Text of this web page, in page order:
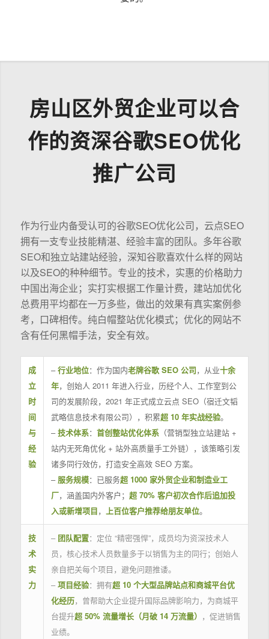
房山区外贸企业可以合
作的资深谷歌SEO优化
推广公司
作为行业内备受认可的谷歌SEO优化公司，云点SEO
拥有一支专业技能精湛、经验丰富的团队。多年谷歌
SEO和独立站建站经验，深知谷歌喜欢什么样的网站
以及SEO的种种细节。专业的技术，实惠的价格助力
中国出海企业；实打实根据工作量计费，建站加优化
总费用平均都在一万多些，做出的效果有真实案例参
考，口碑相传。纯白帽整站优化模式；优化的网站不
含有任何黑帽手法，安全有效。
成
立
时
间
与
经
验
–行业地位：作为国内老牌谷歌 SEO 公司，从业十余
年，创始人 2011 年进入行业，历经个人、工作室到公
司的发展阶段，2021 年正式成立云点 SEO（宿迁文韬
武略信息技术有限公司），积累超 10 年实战经验。
–技术体系： 首创整站优化体系（营销型独立站建站 +
站内无死角优化 + 站外高质量手工外链），该策略引发
诸多同行效仿，打造安全高效 SEO 方案。
– 服务规模：已服务超 1000 家外贸企业和制造业工
厂，涵盖国内外客户； 超 70% 客户初次合作后追加投
入或新增项目， 上百位客户推荐给朋友单位。
技
术
实
力
– 团队配置：定位 “精密强悍”，成员均为资深技术人
员，核心技术人员数量多于以销售为主的同行；创始人
亲自把关每个项目，避免问题推诿。
– 项目经验：拥有超 10 个大型品牌站点和商城平台优
化经历，曾帮助大企业提升国际品牌影响力，为商城平
台提升超 50% 流量增长（月破 14 万流量） ，促进销售
业绩。